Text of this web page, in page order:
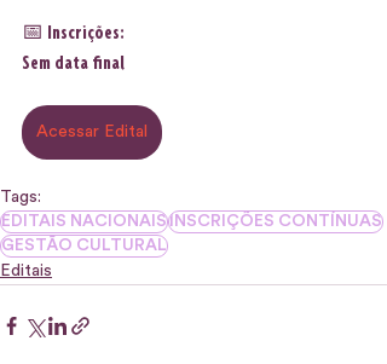
📅 Inscrições:
Sem data final
Acessar Edital
Tags:
EDITAIS NACIONAISINSCRIÇÕES CONTÍNUAS
GESTÃO CULTURAL
Editais